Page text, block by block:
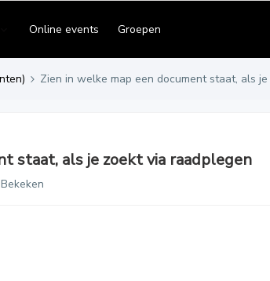
Online events Groepen
Zien in welke map een document staat, als
staat, als je zoekt via raadplegen